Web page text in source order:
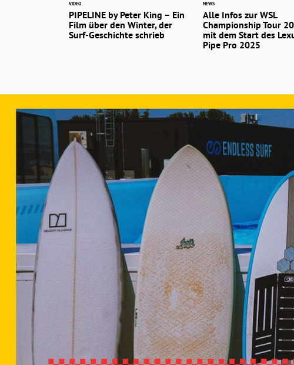
VIDEO
PIPELINE by Peter King – Ein
Film über den Winter, der
Surf-Geschichte schrieb
NEWS
Alle Infos zur WSL
Championship Tour
mit dem Start des
Pipe Pro 2025